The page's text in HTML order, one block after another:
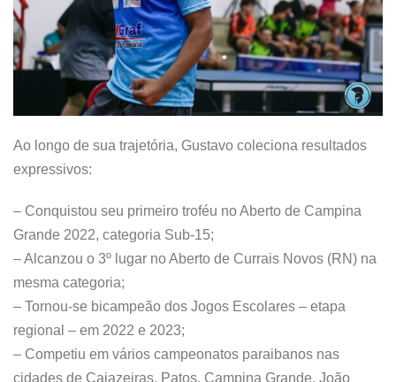
Ao longo de sua trajetória, Gustavo coleciona resultados
expressivos:
– Conquistou seu primeiro troféu no Aberto de Campina
Grande 2022, categoria Sub-15;
– Alcanzou o 3º lugar no Aberto de Currais Novos (RN) na
mesma categoria;
– Tornou-se bicampeão dos Jogos Escolares – etapa
regional – em 2022 e 2023;
– Competiu em vários campeonatos paraibanos nas
cidades de Cajazeiras, Patos, Campina Grande, João